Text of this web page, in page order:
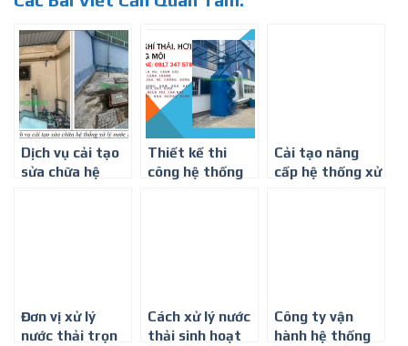
Dịch vụ cải tạo
sửa chữa hệ
Thiết kế thi
công hệ thống
Cải tạo nâng
cấp hệ thống xử
Đơn vị xử lý
nước thải trọn
Cách xử lý nước
thải sinh hoạt
Công ty vận
hành hệ thống